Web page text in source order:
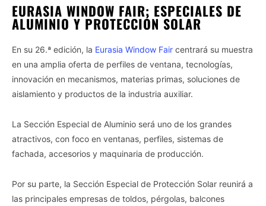
EURASIA WINDOW FAIR: ESPECIALES DE
ALUMINIO Y PROTECCIÓN SOLAR
En su 26.ª edición, la Eurasia Window Fair centrará su muestra
en una amplia oferta de perfiles de ventana, tecnologías,
innovación en mecanismos, materias primas, soluciones de
aislamiento y productos de la industria auxiliar.
La Sección Especial de Aluminio será uno de los grandes
atractivos, con foco en ventanas, perfiles, sistemas de
fachada, accesorios y maquinaria de producción.
Por su parte, la Sección Especial de Protección Solar reunirá a
las principales empresas de toldos, pérgolas, balcones